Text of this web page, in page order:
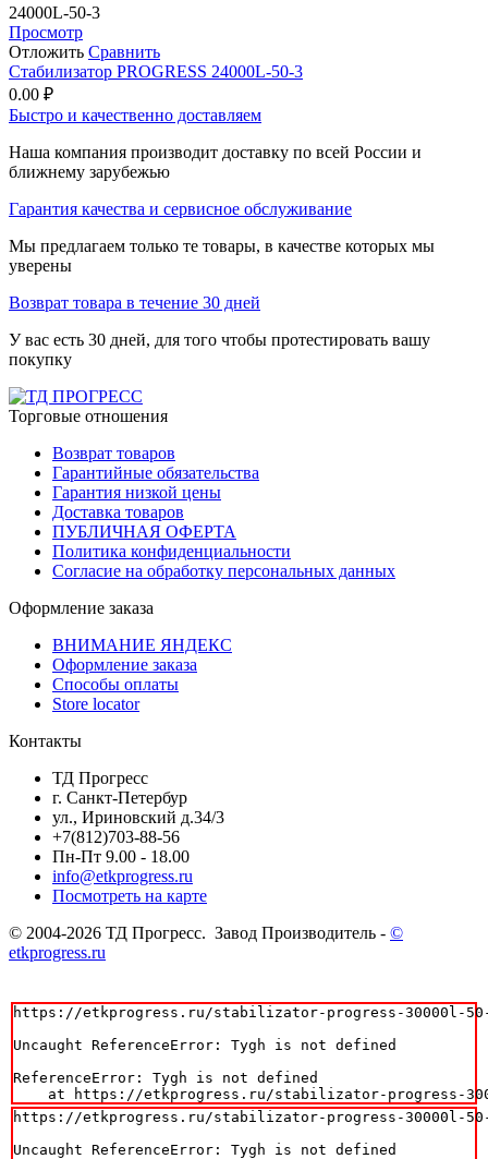
24000L-50-3
Просмотр
Отложить Сравнить
Стабилизатор PROGRESS 24000L-50-3
0.00 ₽
Быстро и качественно доставляем
Наша компания производит доставку по всей России и
ближнему зарубежью
Гарантия качества и сервисное обслуживание
Мы предлагаем только те товары, в качестве которых мы
уверены
Возврат товара в течение 30 дней
У вас есть 30 дней, для того чтобы протестировать вашу
покупку
Торговые отношения
Возврат товаров
Гарантийные обязательства
Гарантия низкой цены
Доставка товаров
ПУБЛИЧНАЯ ОФЕРТА
Политика конфиденциальности
Согласие на обработку персональных данных
Оформление заказа
ВНИМАНИЕ ЯНДЕКС
Оформление заказа
Способы оплаты
Store locator
Контакты
ТД Прогресс
г. Санкт-Петербур
ул., Ириновский д.34/3
+7(812)703-88-56
Пн-Пт 9.00 - 18.00
info@etkprogress.ru
Посмотреть на карте
© 2004-2026 ТД Прогресс. Завод Производитель - ©
etkprogress.ru
https://etkprogress.ru/stabilizator-progress-30000l-50-
Uncaught ReferenceError: Tygh is not defined
ReferenceError: Tygh is not defined
at https://etkprogress.ru/stabilizator-progress-
https://etkprogress.ru/stabilizator-progress-30000l-50-
Uncaught ReferenceError: Tygh is not defined